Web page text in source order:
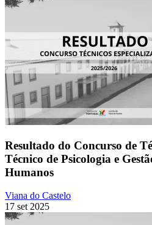
Resultado do Concurso de
Técnico de Psicologia e
Humanos
Viana do Castelo
17 set 2025